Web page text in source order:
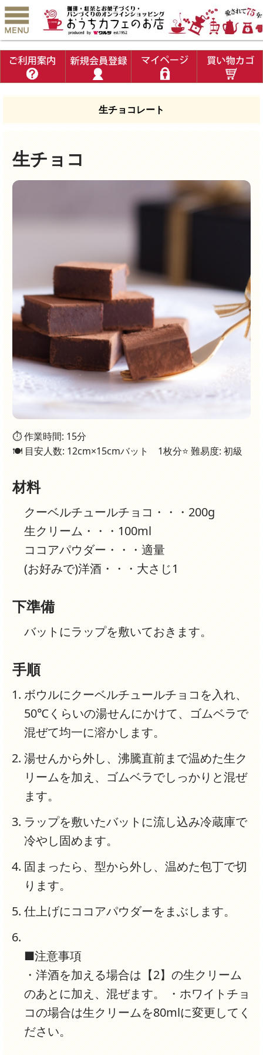
生チョコレート
生チョコ
⏱ 作業時間: 15分
🍽 目安人数: 12cm×15cmバット 1枚分⭐ 難易度: 初級
材料
クーベルチュールチョコ・・・200g
生クリーム・・・100ml
ココアパウダー・・・適量
(お好みで)洋酒・・・大さじ1
下準備
バットにラップを敷いておきます。
手順
ボウルにクーベルチュールチョコを入れ、
50℃くらいの湯せんにかけて、ゴムベラで
混ぜて均一に溶かします。
湯せんから外し、沸騰直前まで温めた生ク
リームを加え、ゴムベラでしっかりと混ぜ
ます。
ラップを敷いたバットに流し込み冷蔵庫で
冷やし固めます。
固まったら、型から外し、温めた包丁で切
ります。
仕上げにココアパウダーをまぶします。
■注意事項
・洋酒を加える場合は【2】の生クリーム
のあとに加え、混ぜます。 ・ホワイトチョ
コの場合は生クリームを80mlに変更してく
ださい。